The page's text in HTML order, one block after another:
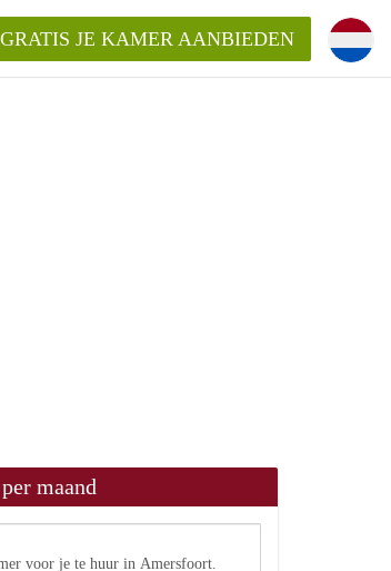
Kamer / Kamers
GRATIS JE KAMER AANBIEDEN
maand